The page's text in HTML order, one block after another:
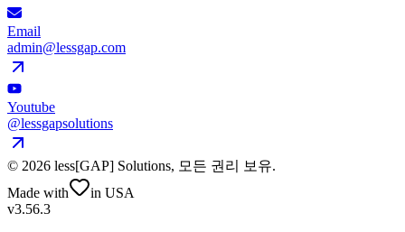
Email
admin@lessgap.com
Youtube
@lessgapsolutions
© 2026 less[GAP] Solutions, 모든 권리 보유.
Made with
in USA
v3.56.3